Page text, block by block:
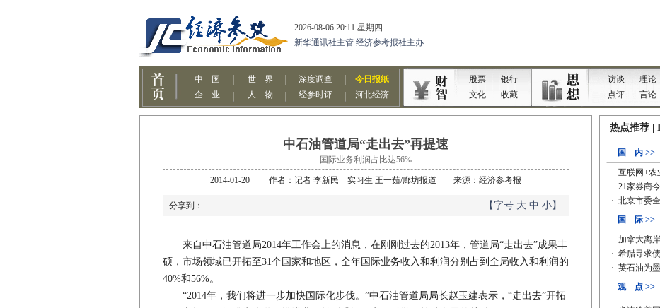
中石油管道局“走出去”再提速
国际业务利润占比达56%
2014-01-20 作者：记者 李新民 实习生 王一茹/廊坊报道 来源：经济参考报
分享到： 【字号 大 中 小】
来自中石油管道局2014年工作会上的消息，在刚刚过去的2013年，管道局“走出去”成果丰
硕，市场领域已开拓至31个国家和地区，全年国际业务收入和利润分别占到全局收入和利润的
40%和56%。
“2014年，我们将进一步加快国际化步伐。”中石油管道局局长赵玉建表示，“走出去”开拓